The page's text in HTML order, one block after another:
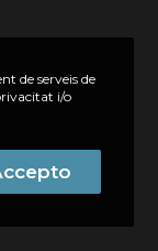
de serveis de
i/o